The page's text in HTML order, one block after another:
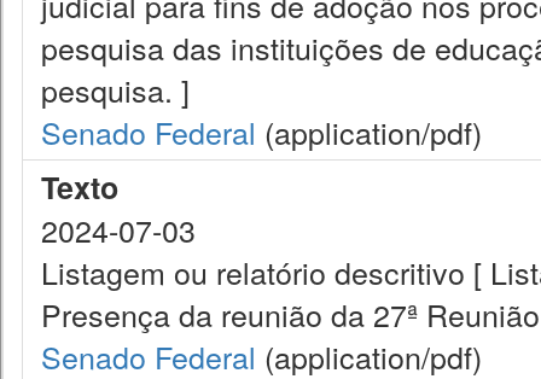
pesquisa das instituições de
pesquisa. ]
Senado Federal (application/pdf)
Texto
2024-07-03
Listagem ou relatório descritivo [
Presença da reunião da 27ª
Senado Federal (application/pdf)